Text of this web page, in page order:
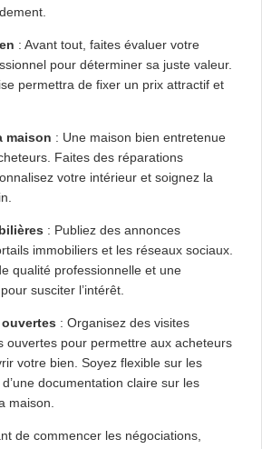
: Avant tout, faites évaluer votre
pour déterminer sa juste valeur.
permettra de fixer un prix attractif et
maison : Une maison bien entretenue
Faites des réparations
votre intérieur et soignez la
: Publiez des annonces
immobiliers et les réseaux sociaux.
qualité professionnelle et une
susciter l’intérêt.
: Organisez des visites
ouvertes pour permettre aux acheteurs
votre bien. Soyez flexible sur les
documentation claire sur les
maison.
de commencer les négociations,